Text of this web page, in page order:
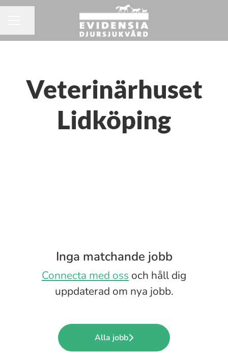
Veterinärhuset
Lidköping
Inga matchande jobb
Connecta med oss och håll dig
uppdaterad om nya jobb.
Alla jobb